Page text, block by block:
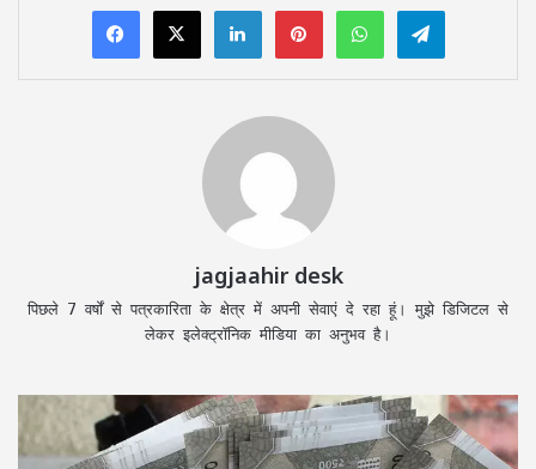
LinkedInPinterestWhatsAppTelegram
jagjaahir desk
पिछले 7 वर्षों से पत्रकारिता के क्षेत्र में अपनी सेवाएं दे रहा हूं। मुझे डिजिटल से
लेकर इलेक्ट्रॉनिक मीडिया का अनुभव है।